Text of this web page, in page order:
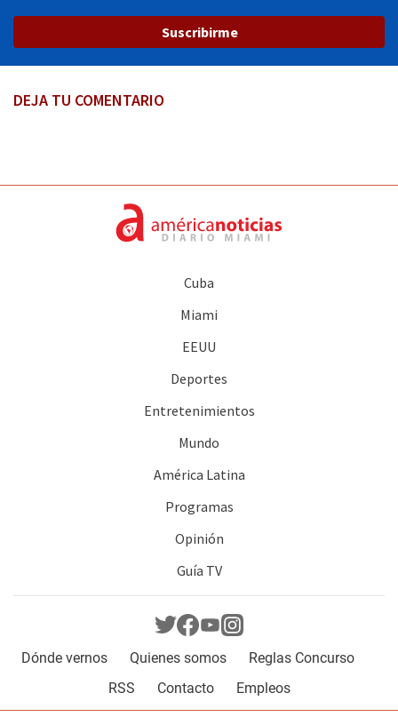
Suscribirme
DEJA TU COMENTARIO
Cuba
Miami
EEUU
Deportes
Entretenimientos
Mundo
América Latina
Programas
Opinión
Guía TV
Dónde vernos Quienes somos
Reglas Concurso
RSS
Contacto Empleos